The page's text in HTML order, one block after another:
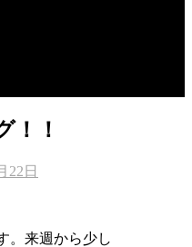
！！
22日
。来週から少し